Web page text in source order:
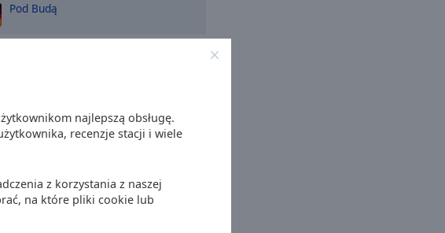
najlepszą obsługę.
recenzje stacji i wiele
z korzystania z naszej
na które pliki cookie lub
Pod Budą
Lady Gaga
Męskie Granie Orkiestra